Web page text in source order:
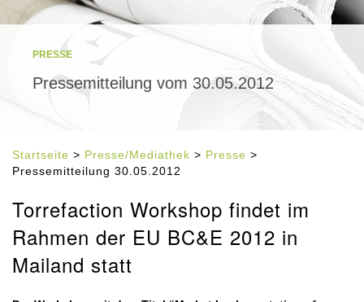
PRESSE
Pressemitteilung vom 30.05.2012
Startseite > Presse/Mediathek > Presse >
Pressemitteilung 30.05.2012
Torrefaction Workshop findet im
Rahmen der EU BC&E 2012 in
Mailand statt